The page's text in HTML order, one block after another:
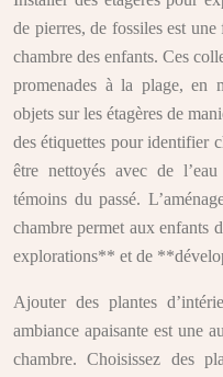
de pierres, de fossiles est
chambre des enfants. Ces
promenades à la plage, en
objets sur les étagères de
des étiquettes pour identifier
être nettoyés avec de
témoins du passé.
chambre permet aux enfants
explorations** et de
Ajouter des plantes
ambiance apaisante est une
chambre. Choisissez des